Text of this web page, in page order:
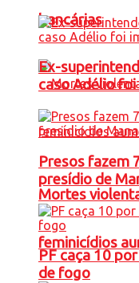
bancárias
Mortes
feminicídios
Ex-
caso Adélio
Presos fazem
presídio de
PF caça 10
de fogo